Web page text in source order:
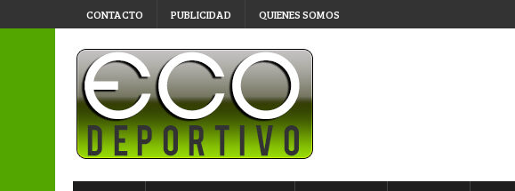
CONTACTO PUBLICIDAD QUIENES SOMOS